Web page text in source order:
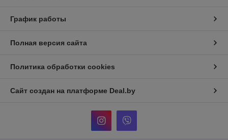
График работы
Полная версия сайта
Политика обработки cookies
Сайт создан на платформе Deal.by